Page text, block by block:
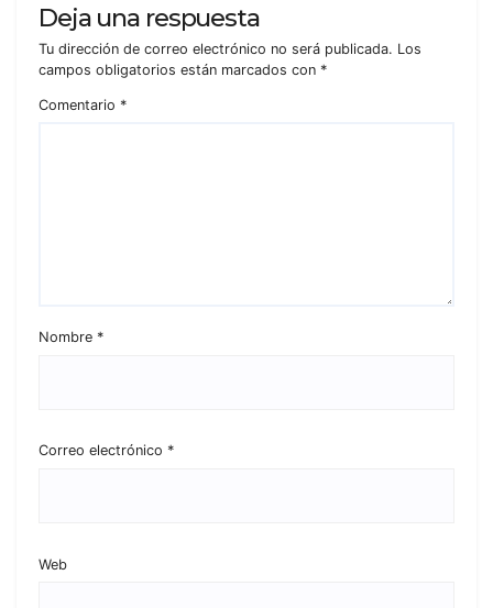
Deja una respuesta
Tu dirección de correo electrónico no será publicada. Los
campos obligatorios están marcados con *
Comentario *
Nombre *
Correo electrónico *
Web